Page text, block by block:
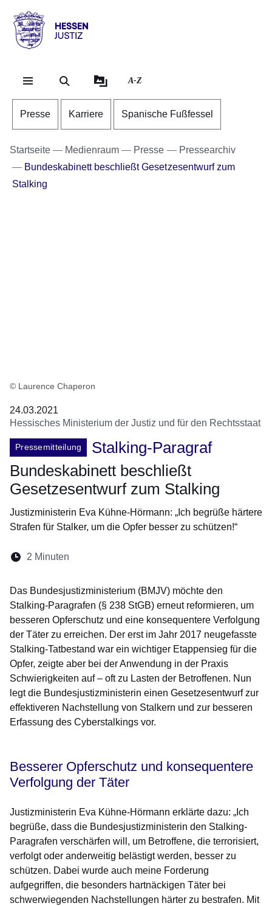
Hessen
Justiz
A-Z
Presse Karriere Spanische Fußfessel
Startseite Medienraum Presse
Pressearchiv
Bundeskabinett beschließt Gesetzesentwurf zum
Stalking
© Laurence Chaperon
24.03.2021
Hessisches Ministerium der Justiz und für den Rechtsstaat
Pressemitteilung
Stalking-Paragraf
Bundeskabinett beschließt
Gesetzesentwurf zum Stalking
Justizministerin Eva Kühne-Hörmann: „Ich begrüße härtere
Strafen für Stalker, um die Opfer besser zu schützen!“
Lesedauer:
2 Minuten
Das Bundesjustizministerium (BMJV) möchte den
Stalking-Paragrafen (§ 238 StGB) erneut reformieren, um
besseren Opferschutz und eine konsequentere Verfolgung
der Täter zu erreichen. Der erst im Jahr 2017 neugefasste
Stalking-Tatbestand war ein wichtiger Etappensieg für die
Opfer, zeigte aber bei der Anwendung in der Praxis
Schwierigkeiten auf – oft zu Lasten der Betroffenen. Nun
legt die Bundesjustizministerin einen Gesetzesentwurf zur
effektiveren Nachstellung von Stalkern und zur besseren
Erfassung des Cyberstalkings vor.
Besserer Opferschutz und konsequentere
Verfolgung der Täter
Justizministerin Eva Kühne-Hörmann erklärte dazu: „Ich
begrüße, dass die Bundesjustizministerin den Stalking-
Paragrafen verschärfen will, um Betroffene, die terrorisiert,
verfolgt oder anderweitig belästigt werden, besser zu
schützen. Dabei wurde auch meine Forderung
aufgegriffen, die besonders hartnäckigen Täter bei
schwerwiegenden Nachstellungen härter zu bestrafen. Mit